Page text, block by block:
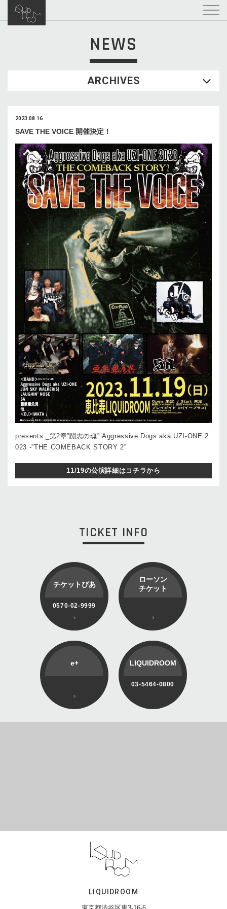
NEWS
ARCHIVES
2023.08.16
SAVE THE VOICE 開催決定！
presents _第2章”闘志の魂” Aggressive Dogs aka UZI-ONE 2
023 -”THE COMEBACK STORY 2”
11/19の公演詳細はコチラから
TICKET INFO
チケットぴあ
0570-02-9999
ローソン
チケット
e+ LIQUIDROOM
03-5464-0800
LIQUIDROOM